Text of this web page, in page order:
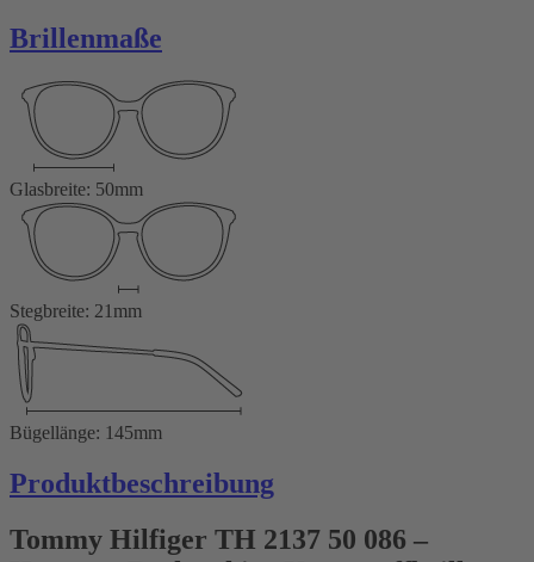
Brillenmaße
Glasbreite: 50mm
Stegbreite: 21mm
Bügellänge: 145mm
Produktbeschreibung
Tommy Hilfiger TH 2137 50 086 –